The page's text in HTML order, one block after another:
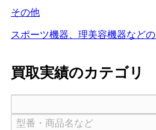
その他
スポーツ機器、理美容機器など
買取実績のカテゴリ